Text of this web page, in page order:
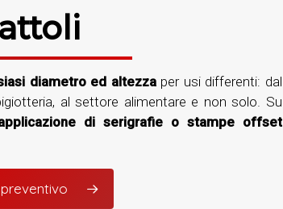
diametro ed altezzaper usi differenti: dal
al settore alimentare e non solo. Su
di serigrafie o stampe offset